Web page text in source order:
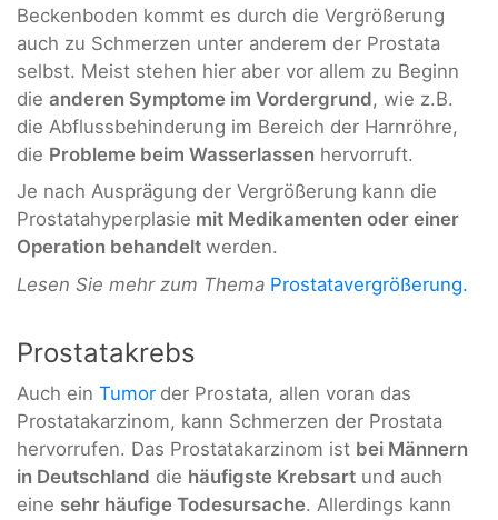
Beckenboden kommt es durch die Vergrößerung
auch zu Schmerzen unter anderem der Prostata
selbst. Meist stehen hier aber vor allem zu Beginn
die anderen Symptome im Vordergrund, wie z.B.
die Abflussbehinderung im Bereich der Harnröhre,
die Probleme beim Wasserlassen hervorruft.
Je nach Ausprägung der Vergrößerung kann die
Prostatahyperplasie mit Medikamenten oder einer
Operation behandelt werden.
Lesen Sie mehr zum Thema Prostatavergrößerung.
Prostatakrebs
Auch ein Tumor der Prostata, allen voran das
Prostatakarzinom, kann Schmerzen der Prostata
hervorrufen. Das Prostatakarzinom ist bei Männern
in Deutschland die häufigste Krebsart und auch
eine sehr häufige Todesursache. Allerdings kann